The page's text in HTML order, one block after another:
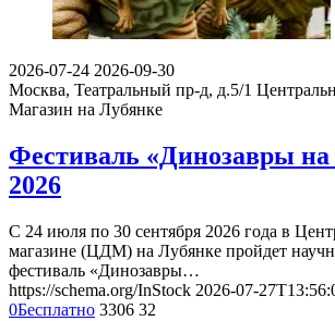
2026-07-24 2026-09-30
Москва, Театральный пр-д, д.5/1
Магазин на Лубянке
Фестиваль «Динозавры на
2026
С 24 июля по 30 сентября 2026 года в
магазине (ЦДМ) на Лубянке пройдет
фестиваль «Динозавры…
https://schema.org/InStock 2026-07-
0Бесплатно 3306 32